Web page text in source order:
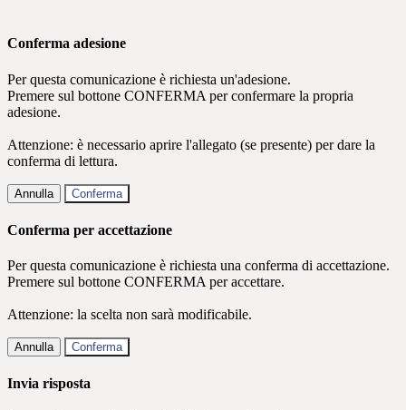
Conferma adesione
Per questa comunicazione è richiesta un'adesione.
Premere sul bottone CONFERMA per confermare la propria
adesione.
Attenzione: è necessario aprire l'allegato (se presente) per dare la
conferma di lettura.
Annulla Conferma
Conferma per accettazione
Per questa comunicazione è richiesta una conferma di accettazione.
Premere sul bottone CONFERMA per accettare.
Attenzione: la scelta non sarà modificabile.
Annulla Conferma
Invia risposta